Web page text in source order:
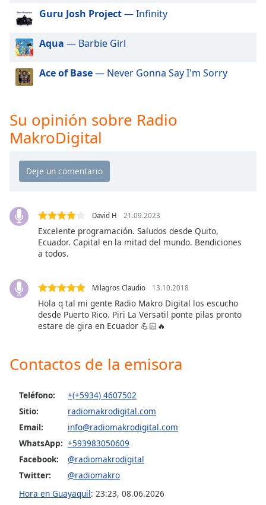
Escape
cancel
and
close
Text
Color
Opacity
Text
Background
Caption
Background
Opacity
Font
Style
Guru Josh Project— Infinity
Aqua — Barbie Girl
Ace of Base— Never Gonna Say I'm Sorry
Su opinión sobre Radio
MakroDigital
David H 21.09.2023
Excelente programación. Saludos desde Quito,
Ecuador. Capital en la mitad del mundo. Bendiciones
a todos.
Milagros Claudio 13.10.2018
Hola q tal mi gente Radio Makro Digital los escucho
desde Puerto Rico. Piri La Versatil ponte pilas pronto
estare de gira en Ecuador 💪🏻🔥
Contactos de la emisora
Teléfono:
+(+5934) 4607502
Sitio:
radiomakrodigital.com
Email:
info@radiomakrodigital.com
WhatsApp: +593983050609
Facebook:
@radiomakrodigital
Twitter:
@radiomakro
Hora en Guayaquil: 23:23, 08.06.2026